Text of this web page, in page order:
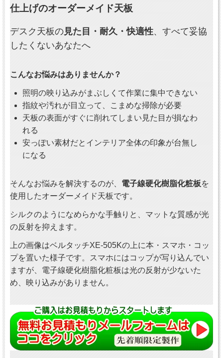
仕上げのオーダーメイド天板
デスク天板の見た目・耐久・快適性、すべて妥協
したくないあなたへ
こんなお悩みはありませんか？
照明の映り込みがまぶしくて作業に集中できない
指紋や汚れが目立って、こまめな掃除が必要
天板の表面がすぐに削れてしまい見た目が損なわ
れる
安っぽい素材だとインテリア全体の印象が台無し
になる
そんなお悩みを解決するのが、電子線硬化樹脂化粧板を
使用したオーダーメイド天板です。
シルクのようになめらかな手触りと、マットな質感が光
の反射を抑えます。
上の画像はベルタッチXE-505Kの上に本・スマホ・コッ
プを置いた様子です。スマホにはコップが写り込んでい
ますが、電子線硬化樹脂化粧板は光の反射が少ないた
め、映り込みがありません。